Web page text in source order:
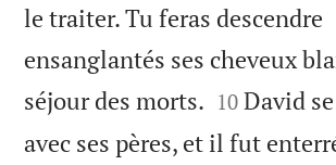
le traiter. Tu feras descendre
ensanglantés ses cheveux
séjour des morts. 

10 David
avec ses pères, et il fut